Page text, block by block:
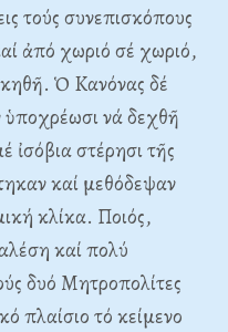
τούς συνεπισκόπους
ἀπό χωριό σέ χωριό,
Ὁ Kανόνας δέ
ὑποχρέωσι νά δεχθῆ
ἰσόβια στέρησι τῆς
καί μεθόδεψαν
κλίκα. Ποιός,
καί πολύ
δυό Mητροπολίτες
πλαίσιο τό κείμενο